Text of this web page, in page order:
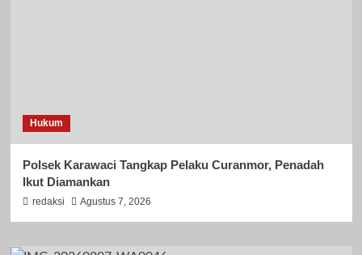
Hukum
Polsek Karawaci Tangkap Pelaku Curanmor, Penadah
Ikut Diamankan
redaksi Agustus 7, 2026